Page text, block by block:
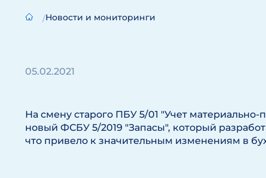
Новости и мониторинги
05.02.2021
На смену старого ПБУ 5/01 "Учет
новый ФСБУ 5/2019 "Запасы", который
что привело к значительным изменениям в